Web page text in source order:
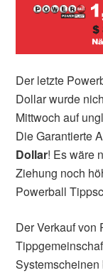
Der letzte
Dollar wurde
Mittwoch auf
Die Garantierte
Dollar! Es wäre
Ziehung noch
Powerball
Der Verkauf von